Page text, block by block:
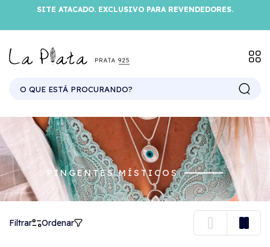
SITE ATACADO. EXCLUSIVO PARA REVENDEDORES.
PINGENTES MÍSTICOS
Filtrar Ordenar